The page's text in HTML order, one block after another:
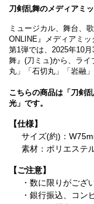
刀剣乱舞のメディアミ
ミュージカル、舞台、
ONLINE』メディアミッ
第1弾では、2025年10
舞』(刀ミュ)から、ラ
丸」「石切丸」「岩融
こちらの商品は「刀剣
光」です。
【仕様】
サイズ(約)：
素材：ポリエステ
【ご注意】
・数に限りがござ
・銀行振込、コン